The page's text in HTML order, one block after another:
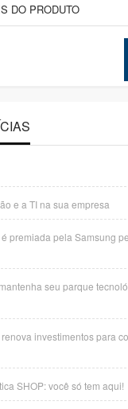
DO PRODUTO
e a TI na sua empresa
premiada pela Samsung
seu parque
investimentos para
SHOP: você só tem aqui!